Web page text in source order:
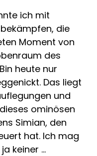
ich mit
die
Moment von
des
heute nur
Das liegt
und
ominösen
Simian, den
hat. Ich mag
keiner …